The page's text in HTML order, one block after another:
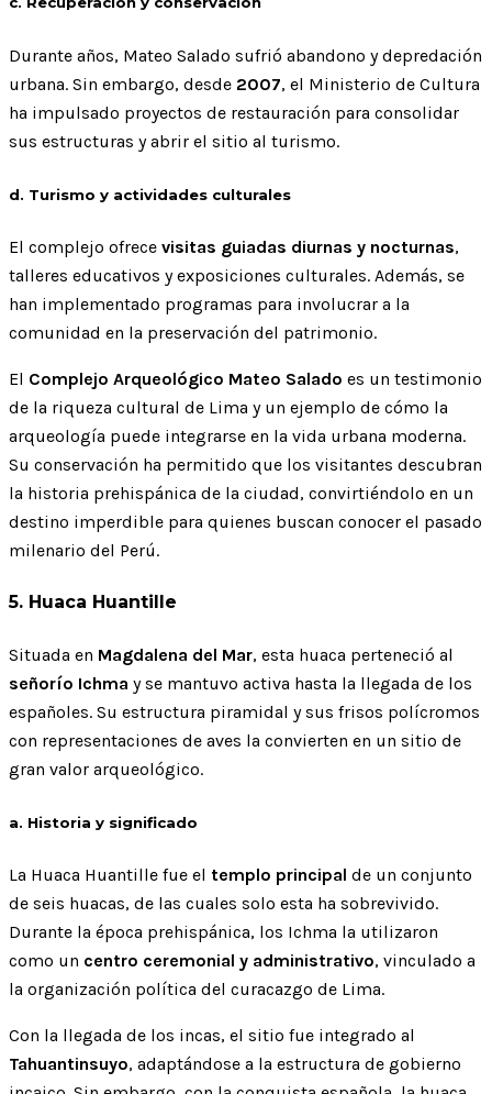
Durante años, Mateo Salado sufrió abandono y depredación
urbana. Sin embargo, desde 2007, el Ministerio de Cultura
ha impulsado proyectos de restauración para consolidar
sus estructuras y abrir el sitio al turismo.
d. Turismo y actividades culturales
El complejo ofrece visitas guiadas diurnas y nocturnas,
talleres educativos y exposiciones culturales. Además, se
han implementado programas para involucrar a la
comunidad en la preservación del patrimonio.
El Complejo Arqueológico Mateo Salado es un testimonio
de la riqueza cultural de Lima y un ejemplo de cómo la
arqueología puede integrarse en la vida urbana moderna.
Su conservación ha permitido que los visitantes descubran
la historia prehispánica de la ciudad, convirtiéndolo en un
destino imperdible para quienes buscan conocer el pasado
milenario del Perú.
5. Huaca Huantille
Situada en Magdalena del Mar, esta huaca perteneció al
señorío Ichma y se mantuvo activa hasta la llegada de los
españoles. Su estructura piramidal y sus frisos polícromos
con representaciones de aves la convierten en un sitio de
gran valor arqueológico.
a. Historia y significado
La Huaca Huantille fue el templo principal de un conjunto
de seis huacas, de las cuales solo esta ha sobrevivido.
Durante la época prehispánica, los Ichma la utilizaron
como un centro ceremonial y administrativo, vinculado a
la organización política del curacazgo de Lima.
Con la llegada de los incas, el sitio fue integrado al
Tahuantinsuyo, adaptándose a la estructura de gobierno